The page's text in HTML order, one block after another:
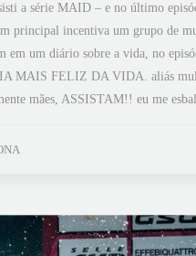
a série MAID – e no último
principal incentiva um grupo de
em um diário sobre a vida, no
MAIS FELIZ DA VIDA. aliás
mães, ASSISTAM!! eu me